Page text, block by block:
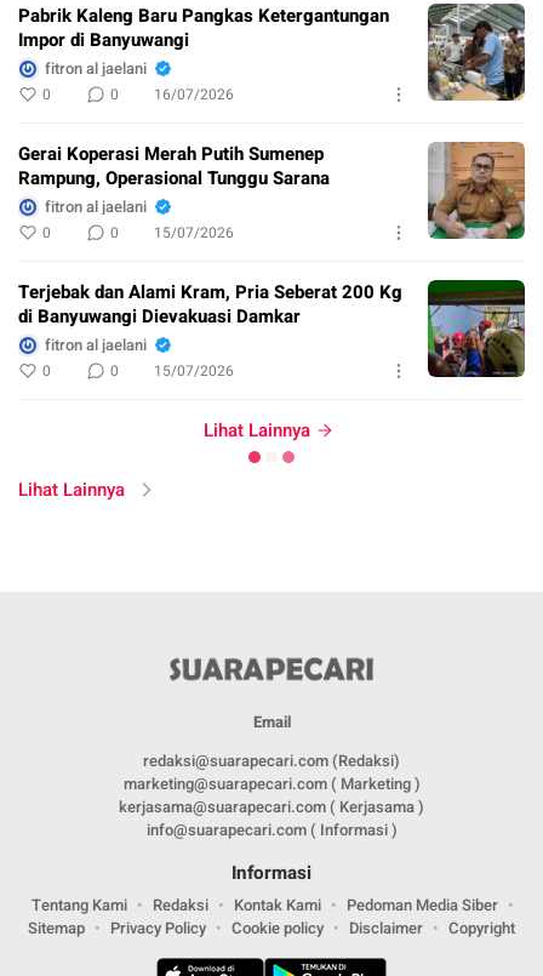
Pabrik Kaleng Baru Pangkas Ketergantungan
Impor di Banyuwangi
fitron al jaelani
0 0 16/07/2026
Gerai Koperasi Merah Putih Sumenep
Rampung, Operasional Tunggu Sarana
fitron al jaelani
0 0 15/07/2026
Terjebak dan Alami Kram, Pria Seberat 200 Kg
di Banyuwangi Dievakuasi Damkar
fitron al jaelani
0 0 15/07/2026
Lihat Lainnya
Lihat Lainnya
Email
redaksi@suarapecari.com (Redaksi)
marketing@suarapecari.com ( Marketing )
kerjasama@suarapecari.com ( Kerjasama )
info@suarapecari.com ( Informasi )
Informasi
Tentang Kami Redaksi Kontak Kami
Pedoman Media Siber
Sitemap
Privacy Policy Cookie policy Disclaimer Copyright